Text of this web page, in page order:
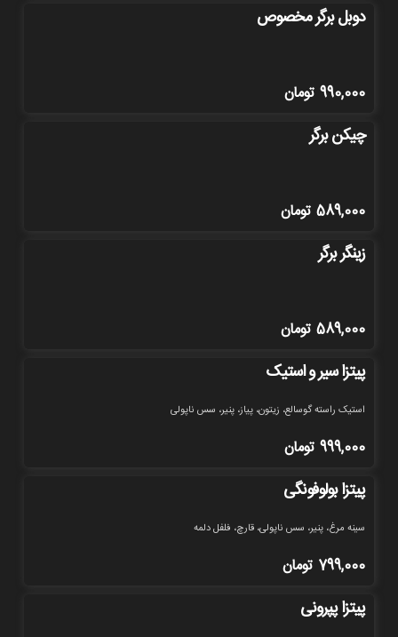
دوبل برگر مخصوص
990,000 تومان
چیکن برگر
589,000 تومان
زینگر برگر
589,000 تومان
پیتزا سیر و استیک
استیک راسته گوسالع، زیتون، پیاز، پنیر، سس ناپولی
999,000 تومان
پیتزا بولوفونگی
سینه مرغ، پنیر، سس ناپولی، قارچ، فلفل دلمه
799,000 تومان
پیتزا پپرونی